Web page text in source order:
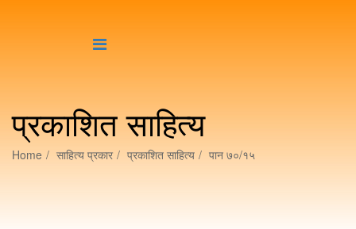
प्रकाशित साहित्य
Home साहित्य प्रकार प्रकाशित साहित्य पान ७०/१५